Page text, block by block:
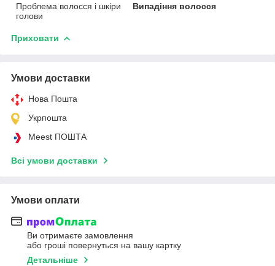
Проблема волосся і шкіри
голови
Випадіння волосся
Приховати
Умови доставки
Нова Пошта
Укрпошта
Meest ПОШТА
Всі умови доставки
Умови оплати
Ви отримаєте замовлення
або гроші повернуться на вашу картку
Детальніше